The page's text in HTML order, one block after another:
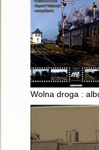
Wolna droga :